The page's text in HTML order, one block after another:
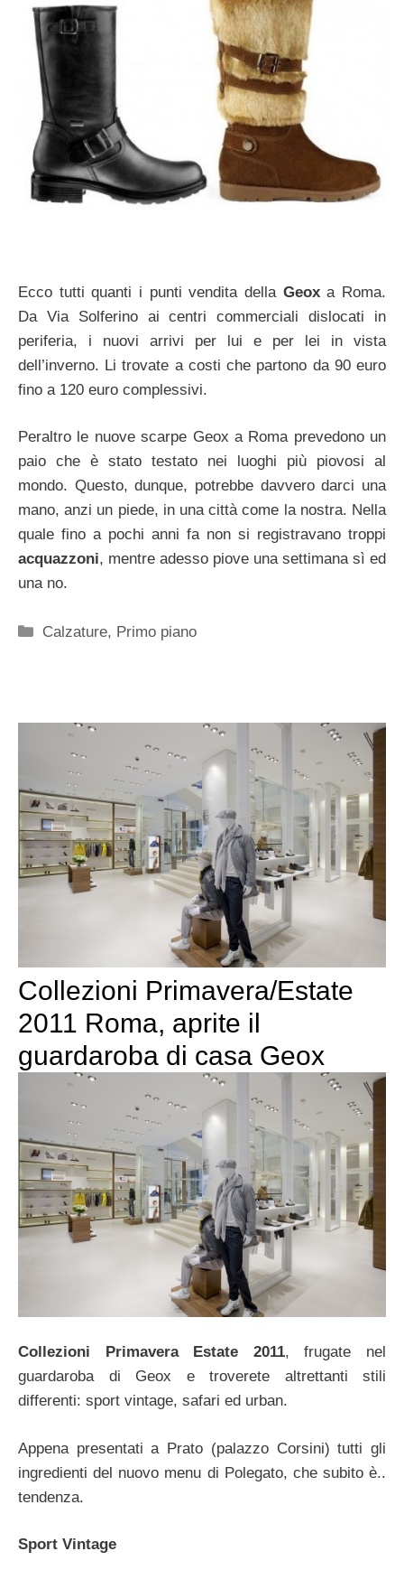
Ecco tutti quanti i punti vendita della Geoxa Roma.
Da Via Solferino ai centri commerciali dislocati in
periferia, i nuovi arrivi per lui e per lei in vista
dell’inverno. Li trovate a costi che partono da 90 euro
fino a 120 euro complessivi.
Peraltro le nuove scarpe Geox a Roma prevedono un
paio che è stato testato nei luoghi più piovosi al
mondo. Questo, dunque, potrebbe davvero darci una
mano, anzi un piede, in una città come la nostra. Nella
quale fino a pochi anni fa non si registravano troppi
acquazzoni, mentre adesso piove una settimana sì ed
una no.
Categorie
Calzature, Primo piano
Collezioni Primavera/Estate
2011 Roma, aprite il
guardaroba di casa Geox
Collezioni Primavera Estate 2011, frugate nel
guardaroba di Geox e troverete altrettanti stili
differenti: sport vintage, safari ed urban.
Appena presentati a Prato (palazzo Corsini) tutti gli
ingredienti del nuovo menu di Polegato, che subito è..
tendenza.
Sport Vintage